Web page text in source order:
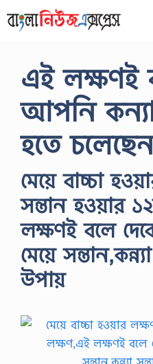
to
এই লক্ষণই
আপনি কন্যা
হতে
মেয়ে বাচ্চা
সন্তান হওয়ার
লক্ষণই বলে
মেয়ে
উপায়